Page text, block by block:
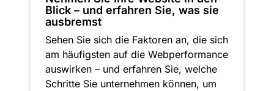
Blick – und erfahren Sie, was sie
ausbremst
Sehen Sie sich die Faktoren an, die sich
am häufigsten auf die Webperformance
auswirken – und erfahren Sie, welche
Schritte Sie unternehmen können, um